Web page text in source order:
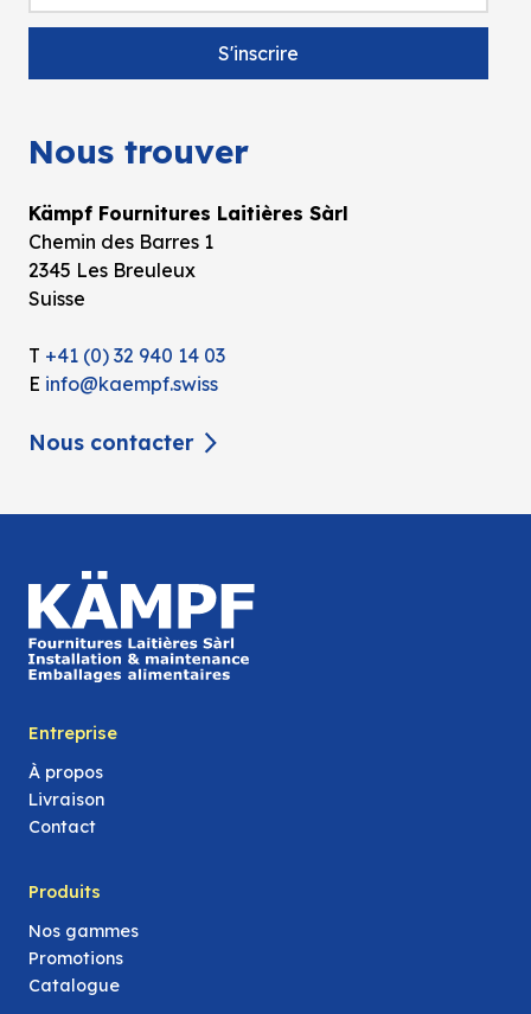
Nous trouver
Kämpf Fournitures Laitières Sàrl
Chemin des Barres 1
2345 Les Breuleux
Suisse
T +41 (0) 32 940 14 03
E info@kaempf.swiss
Nous contacter
Entreprise
À propos
Livraison
Contact
Produits
Nos gammes
Promotions
Catalogue